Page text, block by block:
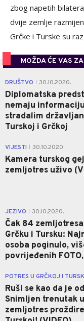
zbog napetih
dvije zemlje
Grčke i Turske su
MOŽDA ĆE VAS
DRUŠTVO 30.10.2020.
Diplomatska
nemaju
stradalim
Turskoj i Grčkoj
VIJESTI 30.10.2020.
Kamera turskog
zemljotres uživo
JEZIVO 30.10.2020.
Čak 84
Grčku i Tursku:
osoba poginulo,
povrijeđenih FOTO,
POTRES U GRČKOJ I
Ruši se kao da je
Snimljen trenutak
zemljotres